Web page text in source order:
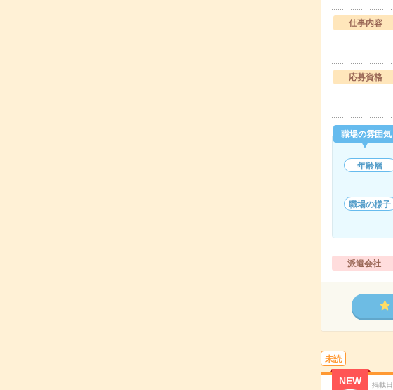
仕事内容
応募資格
職場の雰囲気
年齢層
職場の様子
派遣会社
未読
NEW 掲載日